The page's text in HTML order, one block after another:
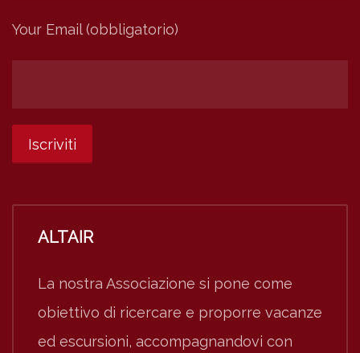
Your Email (obbligatorio)
ALTAIR
La nostra Associazione si pone come
obiettivo di ricercare e proporre vacanze
ed escursioni, accompagnandovi con